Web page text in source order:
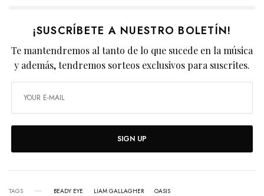
¡SUSCRÍBETE A NUESTRO BOLETÍN!
Te mantendremos al tanto de lo que sucede en la música
y además, tendremos sorteos exclusivos para suscrites.
SIGN UP
TAGS BEADY EYE LIAM GALLAGHER OASIS